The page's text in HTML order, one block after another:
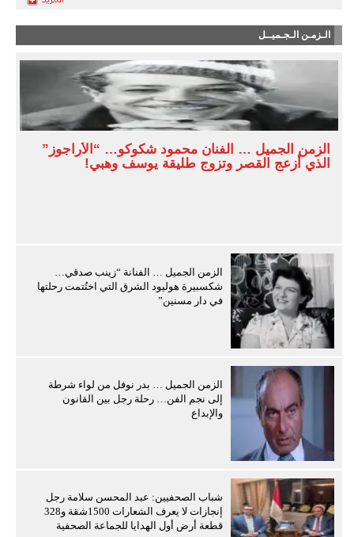
الـزمـن الـجـميــل
الزمن الجميل … الفنان محمود شكوكو… “الأراجوز”
الذي أزعج القصر وتزوج طليقة يوسف وهبي!
الزمن الجميل … الفنانة “زينب صدقي…
شكسبيرة هوليود الشرق التي اختُتمت رحلتها
في دار مسنين”
الزمن الجميل … بدر نوفل من لواء شرطة
إلى نجم الفن… رحلة رجل بين القانون
والإبداع
شباب الصحفيين: عبد المحسن سلامة رجل
إنجازات لا يعرف الشعارات 1500شقة و328
قطعة أرض أول الهدايا للجماعة الصحفية